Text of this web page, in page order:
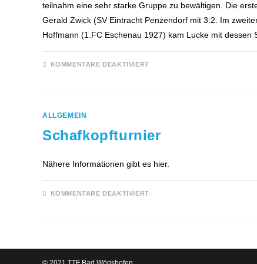
teilnahm eine sehr starke Gruppe zu bewältigen. Die
Gerald Zwick (SV Eintracht Penzendorf mit 3:2. Im
Hoffmann (1.FC Eschenau 1927) kam Lucke mit dessen
KOMMENTARE DEAKTIVIERTFÜR
ALLGEMEIN
Schafkopfturnier
Nähere Informationen gibt es hier.
KOMMENTARE DEAKTIVIERTFÜR